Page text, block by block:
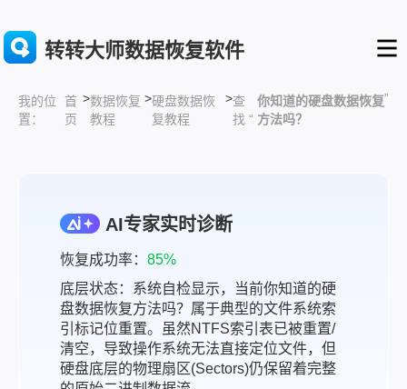
转转大师数据恢复软件
我的位
置：
首
页
>数据恢复
教程
>硬盘数据恢
复教程
>查
找 “
你知道的硬盘数据恢复
方法吗？
”
AI专家实时诊断
恢复成功率： 85%
底层状态：系统自检显示，当前你知道的硬
盘数据恢复方法吗？属于典型的文件系统索
引标记位重置。虽然NTFS索引表已被重置/
清空，导致操作系统无法直接定位文件，但
硬盘底层的物理扇区(Sectors)仍保留着完整